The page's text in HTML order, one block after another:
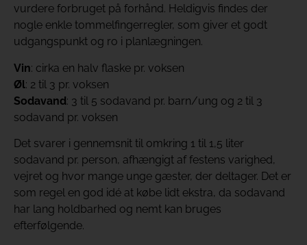
vurdere forbruget på forhånd. Heldigvis findes der
nogle enkle tommelfingerregler, som giver et godt
udgangspunkt og ro i planlægningen.
Vin: cirka en halv flaske pr. voksen
Øl: 2 til 3 pr. voksen
Sodavand: 3 til 5 sodavand pr. barn/ung og 2 til 3
sodavand pr. voksen
Det svarer i gennemsnit til omkring 1 til 1,5 liter
sodavand pr. person, afhængigt af festens varighed,
vejret og hvor mange unge gæster, der deltager. Det er
som regel en god idé at købe lidt ekstra, da sodavand
har lang holdbarhed og nemt kan bruges
efterfølgende.